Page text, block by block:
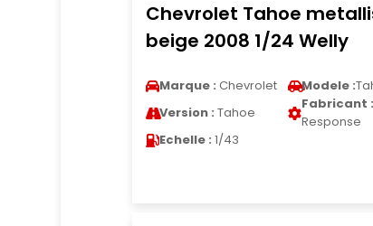
Chevrolet Tahoe
beige 2008 1/24 Welly
Marque : Chevrolet Modele :
Version : Tahoe
Fabricant :
Response
Echelle : 1/43